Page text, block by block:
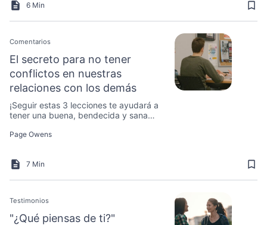
6 Min
Comentarios
El secreto para no tener
conflictos en nuestras
relaciones con los demás
¡Seguir estas 3 lecciones te ayudará a
tener una buena, bendecida y sana
Page Owens
7 Min
Testimonios
"¿Qué piensas de ti?"